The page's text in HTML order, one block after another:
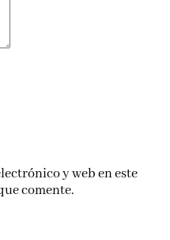
y web en este
comente.